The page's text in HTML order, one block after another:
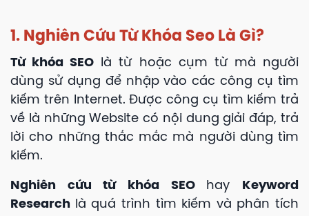
1. Nghiên Cứu Từ Khóa Seo Là Gì?
Từ khóa SEO là từ hoặc cụm từ mà người
dùng sử dụng để nhập vào các công cụ tìm
kiếm trên Internet. Được công cụ tìm kiếm trả
về là những Website có nội dung giải đáp, trả
lời cho những thắc mắc mà người dùng tìm
kiếm.
Nghiên cứu từ khóa SEO hay Keyword
Research là quá trình tìm kiếm và phân tích